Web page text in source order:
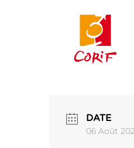
DATE
06 Août